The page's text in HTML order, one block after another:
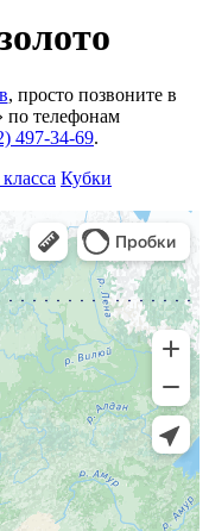
, просто позвоните в
телефонам
497-34-69.
Кубки